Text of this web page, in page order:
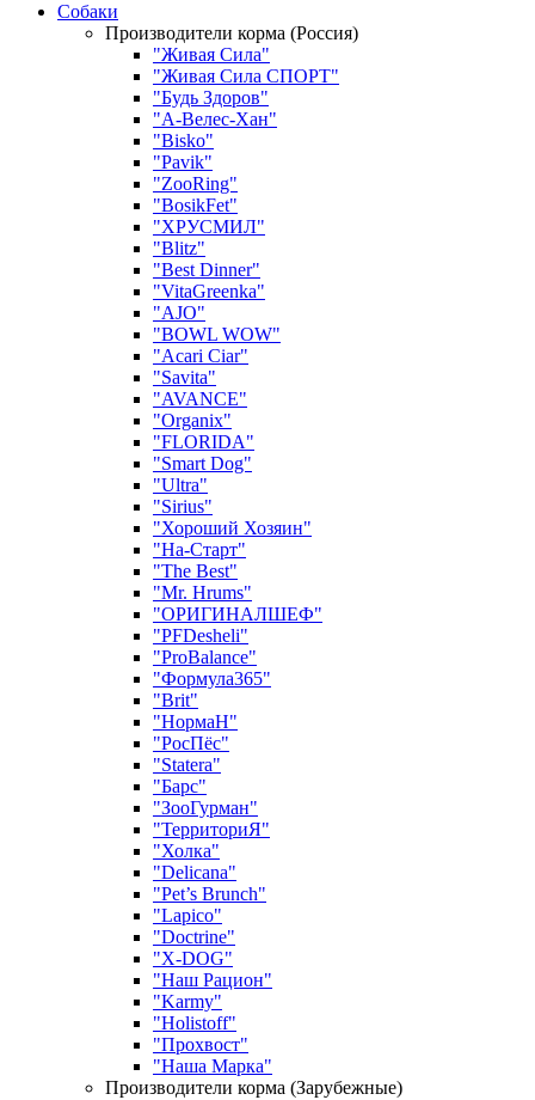
Собаки
Производители корма (Россия)
"Живая Сила"
"Живая Сила СПОРТ"
"Будь Здоров"
"А-Велес-Хан"
"Bisko"
"Pavik"
"ZooRing"
"BosikFet"
"ХРУСМИЛ"
"Blitz"
"Best Dinner"
"VitaGreenka"
"AJO"
"BOWL WOW"
"Acari Ciar"
"Savita"
"AVANCE"
"Organix"
"FLORIDA"
"Smart Dog"
"Ultra"
"Sirius"
"Хороший Хозяин"
"На-Старт"
"The Best"
"Mr. Hrums"
"ОРИГИНАЛШЕФ"
"PFDesheli"
"ProBalance"
"Формула365"
"Brit"
"НормаН"
"РосПёс"
"Statera"
"Барс"
"ЗооГурман"
"ТерриториЯ"
"Холка"
"Delicana"
"Pet’s Brunch"
"Lapico"
"Doctrine"
"X-DOG"
"Наш Рацион"
"Karmy"
"Holistoff"
"Прохвост"
"Наша Марка"
Производители корма (Зарубежные)